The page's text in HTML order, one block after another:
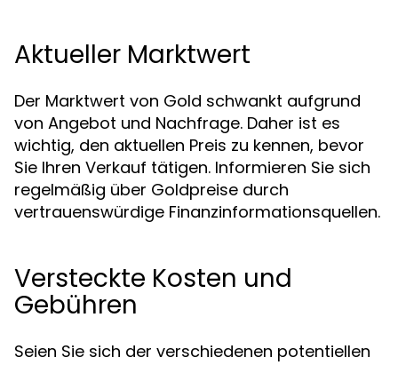
Aktueller Marktwert
Der Marktwert von Gold schwankt aufgrund
von Angebot und Nachfrage. Daher ist es
wichtig, den aktuellen Preis zu kennen, bevor
Sie Ihren Verkauf tätigen. Informieren Sie sich
regelmäßig über Goldpreise durch
vertrauenswürdige Finanzinformationsquellen.
Versteckte Kosten und
Gebühren
Seien Sie sich der verschiedenen potentiellen